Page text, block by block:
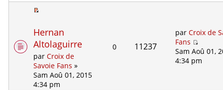
Hernan
Altolaguirre
parCroix de
Savoie Fans »
Sam Aoû 01, 2015
4:34 pm
0 11237
parCroix de
Fans
Sam Aoû 01,
4:34 pm